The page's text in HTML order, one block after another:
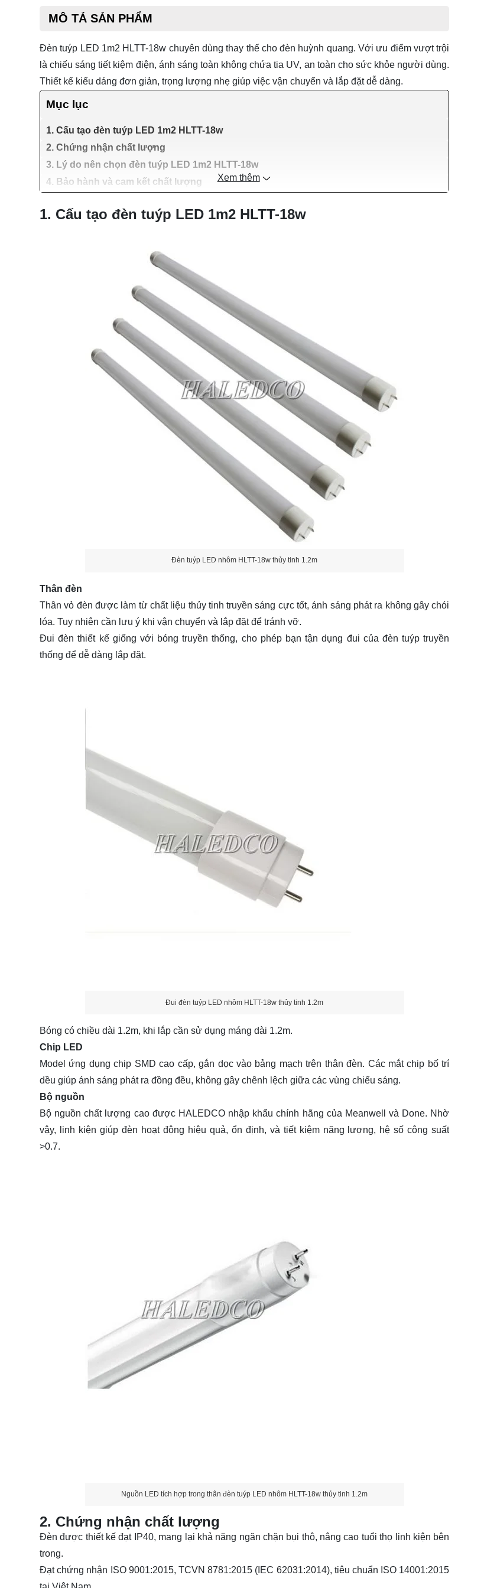
MÔ TẢ SẢN PHẨM
Đèn tuýp LED 1m2 HLTT-18w chuyên dùng thay thế cho đèn huỳnh quang. Với ưu điểm vượt trội
là chiếu sáng tiết kiệm điện, ánh sáng toàn không chứa tia UV, an toàn cho sức khỏe người dùng.
Thiết kế kiểu dáng đơn giản, trọng lượng nhẹ giúp việc vận chuyển và lắp đặt dễ dàng.
Mục lục
1. Cấu tạo đèn tuýp LED 1m2 HLTT-18w
2. Chứng nhận chất lượng
3. Lý do nên chọn đèn tuýp LED 1m2 HLTT-18w
4. Bảo hành và cam kết chất lượng
Xem thêm
1. Cấu tạo đèn tuýp LED 1m2 HLTT-18w
Đèn tuýp LED nhôm HLTT-18w thủy tinh 1.2m
Thân đèn
Thân vỏ đèn được làm từ chất liệu thủy tinh truyền sáng cực tốt, ánh sáng phát ra không gây chói
lóa. Tuy nhiên cần lưu ý khi vận chuyển và lắp đặt để tránh vỡ.
Đui đèn thiết kế giống với bóng truyền thống, cho phép bạn tận dụng đui của đèn tuýp truyền
thống để dễ dàng lắp đặt.
Đui đèn tuýp LED nhôm HLTT-18w thủy tinh 1.2m
Bóng có chiều dài 1.2m, khi lắp cần sử dụng máng dài 1.2m.
Chip LED
Model ứng dụng chip SMD cao cấp, gắn dọc vào bảng mạch trên thân đèn. Các mắt chip bố trí
dều giúp ánh sáng phát ra đồng đều, không gây chênh lệch giữa các vùng chiếu sáng.
Bộ nguồn
Bộ nguồn chất lượng cao được HALEDCO nhập khẩu chính hãng của Meanwell và Done. Nhờ
vậy, linh kiện giúp đèn hoạt động hiệu quả, ổn định, và tiết kiệm năng lượng, hệ số công suất
>0.7.
Nguồn LED tích hợp trong thân đèn tuýp LED nhôm HLTT-18w thủy tinh 1.2m
2. Chứng nhận chất lượng
Đèn được thiết kế đạt IP40, mang lại khả năng ngăn chặn bụi thô, nâng cao tuổi thọ linh kiện bên
trong.
Đạt chứng nhận ISO 9001:2015, TCVN 8781:2015 (IEC 62031:2014), tiêu chuẩn ISO 14001:2015